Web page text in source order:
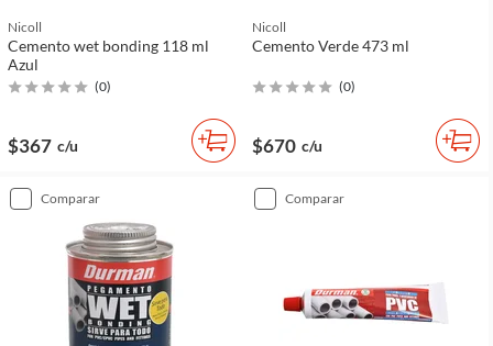
Nicoll
Cemento wet bonding 118 ml
Azul
(0)
$367 c/u
Nicoll
Cemento Verde 473 ml
(0)
$670 c/u
comparar comparar